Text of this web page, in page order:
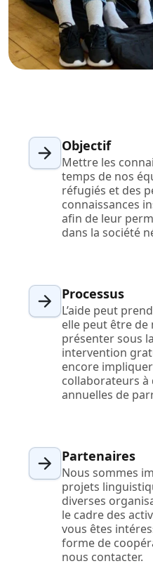
Industrie Manufacturière
Finance
Défense & Sécurité
Tous les secteurs
Objectif
Mettre les
temps de nos
réfugiés et des
connaissances
afin de leur
dans la société
Processus
L’aide peut
elle peut être de
présenter sous
intervention
encore
collaborateurs à
annuelles de
Partenaires
Nous sommes
projets
diverses
le cadre des
vous êtes
forme de
nous contacter.